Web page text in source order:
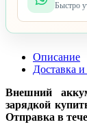
Быстро
Описание
Доставка и
Внешний
зарядкой
Отправка в